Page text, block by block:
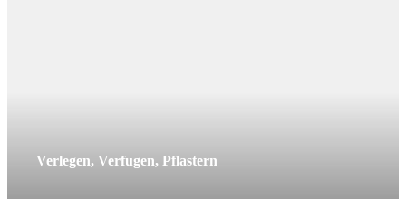
Verlegen, Verfugen, Pflastern